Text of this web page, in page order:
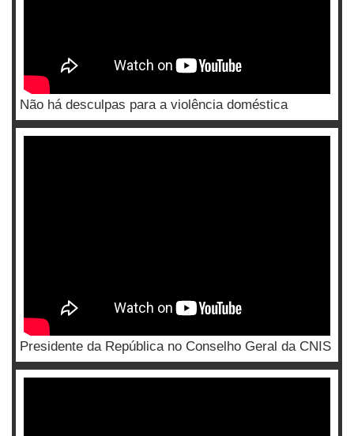
Não há desculpas para a violência doméstica
Presidente da República no Conselho Geral da CNIS